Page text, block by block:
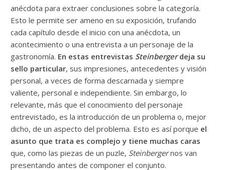
anécdota para extraer conclusiones sobre la categoría.
Esto le permite ser ameno en su exposición, trufando
cada capítulo desde el inicio con una anécdota, un
acontecimiento o una entrevista a un personaje de la
gastronomía. En estas entrevistas Steinbergerdeja su
sello particular, sus impresiones, antecedentes y visión
personal, a veces de forma descarnada y siempre
valiente, personal e independiente. Sin embargo, lo
relevante, más que el conocimiento del personaje
entrevistado, es la introducción de un problema o, mejor
dicho, de un aspecto del problema. Esto es así porque el
asunto que trata es complejo y tiene muchas caras
que, como las piezas de un puzle, Steinbergernos van
presentando antes de componer el conjunto.